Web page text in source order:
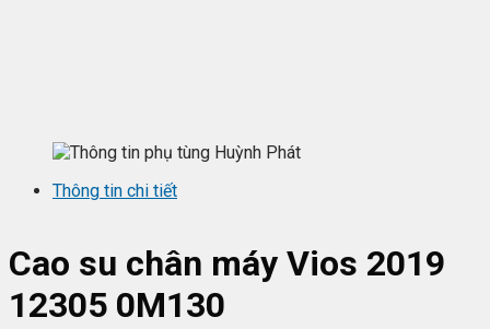
Thông tin chi tiết
Cao su chân máy Vios 2019
12305 0M130